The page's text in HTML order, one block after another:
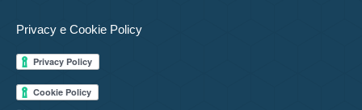
Privacy e Cookie Policy